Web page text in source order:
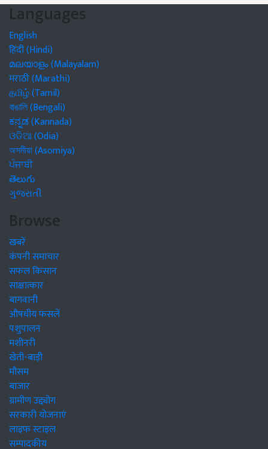
Languages
English
हिंदी (Hindi)
മലയാളം (Malayalam)
मराठी (Marathi)
தமிழ் (Tamil)
বাঙালি (Bengali)
ಕನ್ನಡ (Kannada)
ଓଡିଆ (Odia)
অসমীয়া (Asomiya)
ਪੰਜਾਬੀ
తెలుగు
ગુજરાતી
Browse
खबरें
कंपनी समाचार
सफल किसान
साक्षात्कार
बागवानी
औषधीय फसलें
पशुपालन
मशीनरी
खेती-बाड़ी
मौसम
बाजार
ग्रामीण उद्द्योग
सरकारी योजनाएं
लाइफ स्टाइल
सम्पादकीय